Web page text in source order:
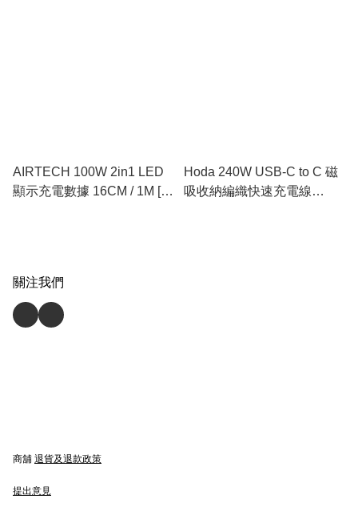
AIRTECH 100W 2in1 LED
顯示充電數據 16CM / 1M [3
Hoda 240W USB-C to C 磁
吸收納編織快速充電線
關注我們
商舖 退貨及退款政策
提出意見